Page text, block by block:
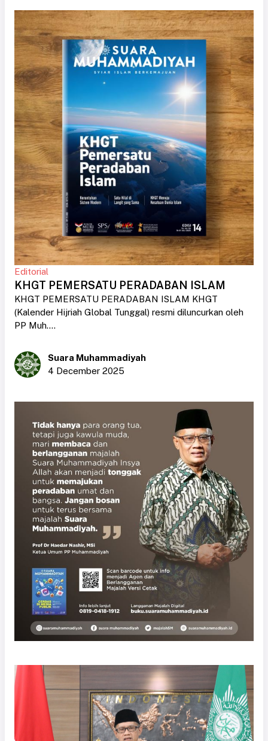
Editorial
KHGT PEMERSATU PERADABAN ISLAM
KHGT PEMERSATU PERADABAN ISLAM KHGT
(Kalender Hijriah Global Tunggal) resmi diluncurkan oleh
PP Muh....
Suara Muhammadiyah
4 December 2025